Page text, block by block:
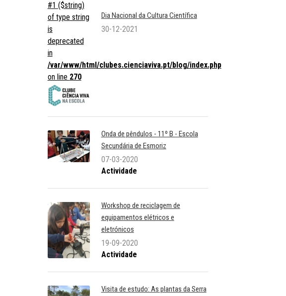
#1 ($string)
of type string
is
deprecated
in
/var/www/html/clubes.cienciaviva.pt/blog/index.php
on line 270
Dia Nacional da Cultura Científica
30-12-2021
Onda de pêndulos - 11º B - Escola
Secundária de Esmoriz
07-03-2020
Actividade
Workshop de reciclagem de
equipamentos elétricos e
eletrónicos
19-09-2020
Actividade
Visita de estudo: As plantas da Serra